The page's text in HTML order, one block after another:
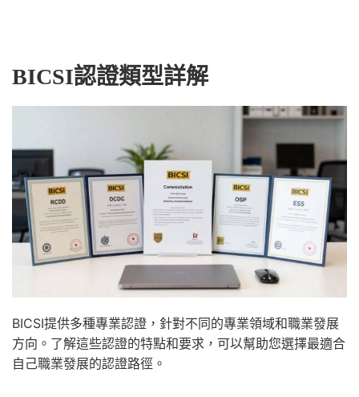
BICSI認證類型詳解
BICSI提供多種專業認證，針對不同的專業領域和職業發展
方向。了解這些認證的特點和要求，可以幫助您選擇最適合
自己職業發展的認證路徑。